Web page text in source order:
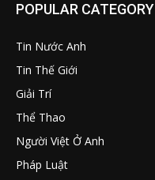
POPULAR CATEGORY
Tin Nước Anh
Tin Thế Giới
Giải Trí
Thể Thao
Người Việt Ở Anh
Pháp Luật